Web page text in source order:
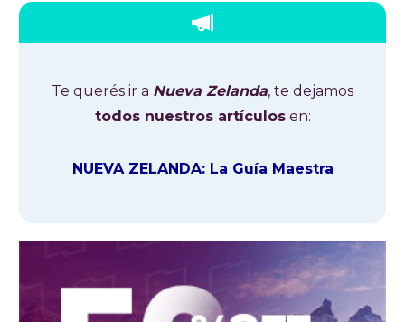
Te querés ir a Nueva Zelanda, te dejamos
todos nuestros artículosen:
NUEVA ZELANDA: La Guía Maestra